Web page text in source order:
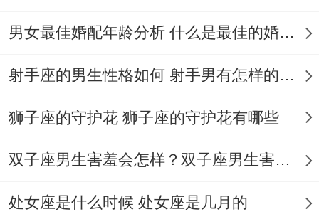
「主动但保守」的矛盾心理！换言之- 以…
「进三退二」的节奏常让对方捉摸不透！▍
男女最佳婚配年龄分析 什么是最佳的婚配年龄吗
射手座的男生性格如何 射手男有怎样的性格
狮子座的守护花 狮子座的守护花有哪些
双子座男生害羞会怎样？双子座男生害羞的表现 双子座男生害羞会怎么样
处女座是什么时候 处女座是几月的